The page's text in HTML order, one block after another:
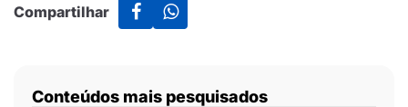
Compartilhar
Conteúdos mais pesquisados